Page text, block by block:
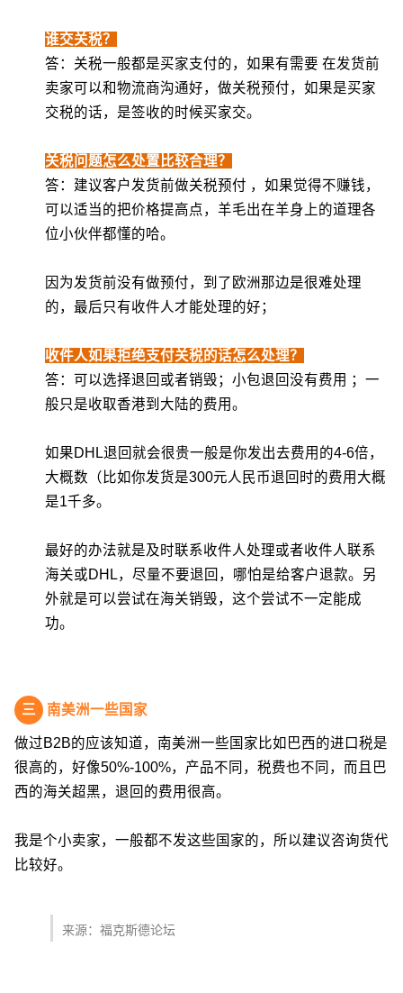
谁交关税？
答：关税一般都是买家支付的，如果有需要 在发货前
卖家可以和物流商沟通好，做关税预付，如果是买家
交税的话，是签收的时候买家交。
关税问题怎么处置比较合理？
答：建议客户发货前做关税预付 ，如果觉得不赚钱，
可以适当的把价格提高点，羊毛出在羊身上的道理各
位小伙伴都懂的哈。
因为发货前没有做预付，到了欧洲那边是很难处理
的，最后只有收件人才能处理的好；
收件人如果拒绝支付关税的话怎么处理？
答：可以选择退回或者销毁；小包退回没有费用 ；一
般只是收取香港到大陆的费用。
如果DHL退回就会很贵一般是你发出去费用的4-6倍，
大概数（比如你发货是300元人民币退回时的费用大概
是1千多。
最好的办法就是及时联系收件人处理或者收件人联系
海关或DHL，尽量不要退回，哪怕是给客户退款。另
外就是可以尝试在海关销毁，这个尝试不一定能成
功。
三 南美洲一些国家
做过B2B的应该知道，南美洲一些国家比如巴西的进口税是
很高的，好像50%-100%，产品不同，税费也不同，而且巴
西的海关超黑，退回的费用很高。
我是个小卖家，一般都不发这些国家的，所以建议咨询货代
比较好。
来源：福克斯德论坛